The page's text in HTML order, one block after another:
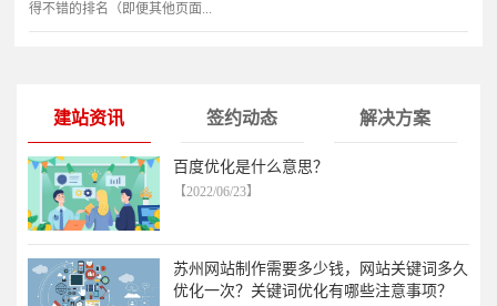
得不错的排名（即便其他页面...
建站资讯 签约动态 解决方案
百度优化是什么意思？
【2022/06/23】
苏州网站制作需要多少钱，网站关键词多久
优化一次？关键词优化有哪些注意事项？